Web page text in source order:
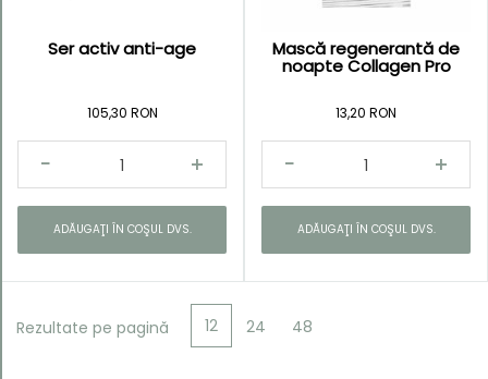
Ser activ anti-age
105,30 RON
ADĂUGAŢI ÎN COŞUL DVS.
Mască regenerantă de
noapte Collagen Pro
13,20 RON
ADĂUGAŢI ÎN COŞUL DVS.
Rezultate pe pagină 12 24 48